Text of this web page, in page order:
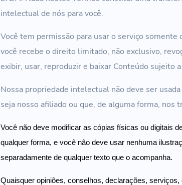
intelectual de nós para você.
Você tem permissão para usar o serviço somente
você recebe o direito limitado, não exclusivo,
exibir, usar, reproduzir e baixar Conteúdo sujeito
Nossa propriedade intelectual não deve ser
seja nosso afiliado ou que, de alguma forma, nos
Você não deve modificar as cópias físicas ou digitais
qualquer forma, e você não deve usar nenhuma
separadamente de qualquer texto que o acompanha.
Quaisquer opiniões, conselhos, declarações,